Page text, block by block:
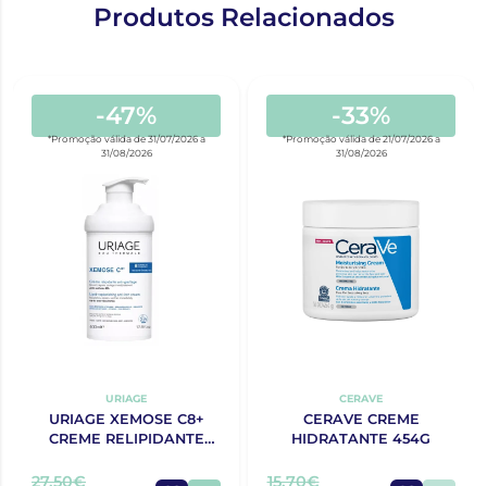
Produtos Relacionados
-47%
*Promoção válida de 31/07/2026 a
31/08/2026
URIAGE
URIAGE XEMOSE C8+
CREME RELIPIDANTE
-33%
*Promoção válida de 21/07/2026 a
31/08/2026
CERAVE
CERAVE CREME
HIDRATANTE 454G